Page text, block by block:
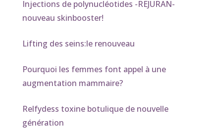
Injections de polynucléotides -REJURAN-
nouveau skinbooster!
Lifting des seins:le renouveau
Pourquoi les femmes font appel à une
augmentation mammaire?
Relfydess toxine botulique de nouvelle
génération